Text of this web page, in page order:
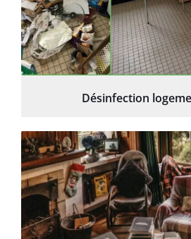
Désinfection